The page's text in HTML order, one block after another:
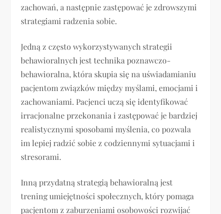
zachowań, a następnie zastępować je zdrowszymi
strategiami radzenia sobie.
Jedną z często wykorzystywanych strategii
behawioralnych jest technika poznawczo-
behawioralna, która skupia się na uświadamianiu
pacjentom związków między myślami, emocjami i
zachowaniami. Pacjenci uczą się identyfikować
irracjonalne przekonania i zastępować je bardziej
realistycznymi sposobami myślenia, co pozwala
im lepiej radzić sobie z codziennymi sytuacjami i
stresorami.
Inną przydatną strategią behawioralną jest
trening umiejętności społecznych, który pomaga
pacjentom z zaburzeniami osobowości rozwijać